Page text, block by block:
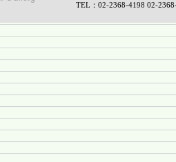
TEL：02-2368-4198 02-